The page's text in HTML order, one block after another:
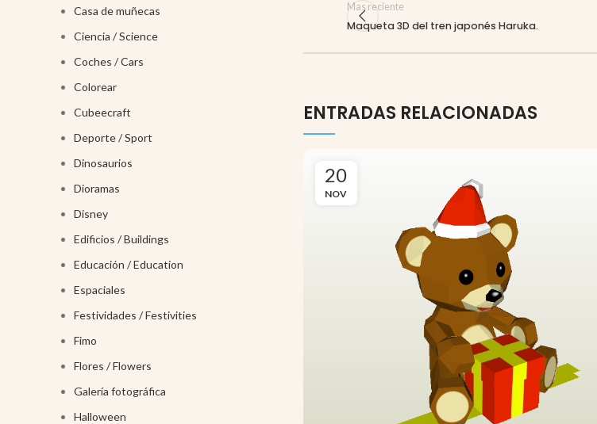
Mas reciente
Maqueta 3D del tren japonés Haruka.
ENTRADAS RELACIONADAS
20
NOV
Casa de muñecas
Ciencia / Science
Coches / Cars
Colorear
Cubeecraft
Deporte / Sport
Dinosaurios
Dioramas
Disney
Edificios / Buildings
Educación / Education
Espaciales
Festividades / Festivities
Fimo
Flores / Flowers
Galería fotográfica
Halloween